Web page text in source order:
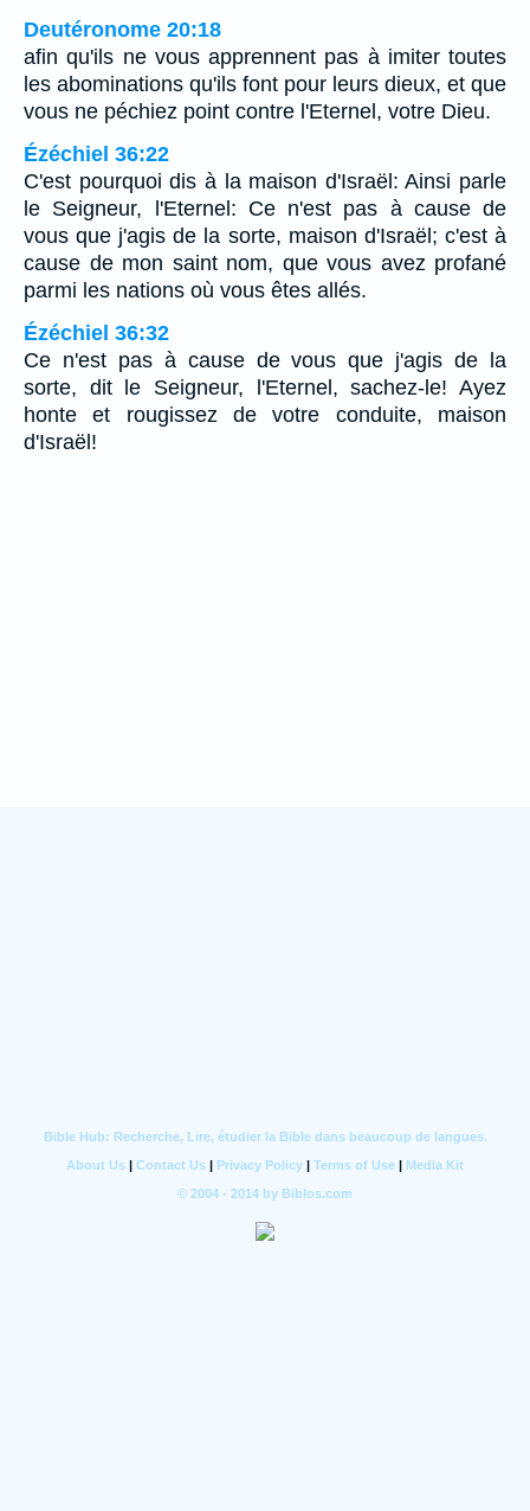
Deutéronome 20:18
afin qu'ils ne vous apprennent pas à imiter toutes
les abominations qu'ils font pour leurs dieux, et que
vous ne péchiez point contre l'Eternel, votre Dieu.
Ézéchiel 36:22
C'est pourquoi dis à la maison d'Israël: Ainsi parle
le Seigneur, l'Eternel: Ce n'est pas à cause de
vous que j'agis de la sorte, maison d'Israël; c'est à
cause de mon saint nom, que vous avez profané
parmi les nations où vous êtes allés.
Ézéchiel 36:32
Ce n'est pas à cause de vous que j'agis de la
sorte, dit le Seigneur, l'Eternel, sachez-le! Ayez
honte et rougissez de votre conduite, maison
d'Israël!